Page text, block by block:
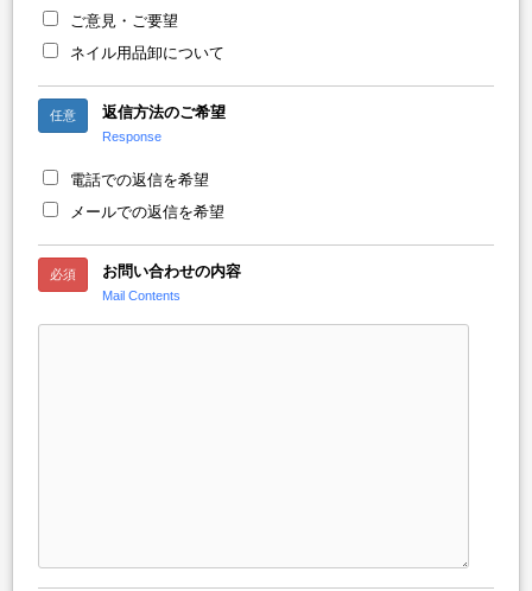
ご意見・ご要望
ネイル用品卸について
任意 返信方法のご希望
Response
電話での返信を希望
メールでの返信を希望
必須 お問い合わせの内容
Mail Contents